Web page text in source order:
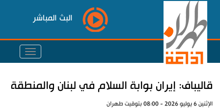
البث المباشر
قاليباف: إيران بوابة السلام في لبنان والمنطقة
الإثنين 6 يوليو 2026 - 08:00 بتوقيت طهران